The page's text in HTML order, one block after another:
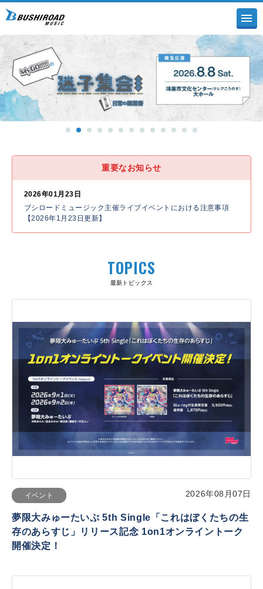
重要なお知らせ
2026年01月23日
ブシロードミュージック主催ライブイベントにおける注意事項
【2026年1月23日更新】
TOPICS
最新トピックス
イベント 2026年08月07日
夢限大みゅーたいぷ 5th Single「これはぼくたちの生
存のあらすじ」リリース記念 1on1オンライントーク
開催決定！